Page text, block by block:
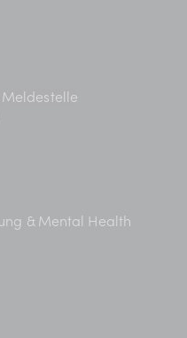
& Mental Health